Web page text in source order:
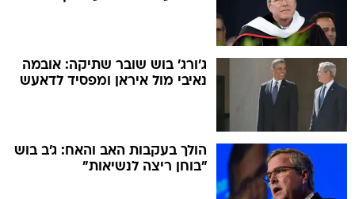
ג'ורג' בוש שובר שתיקה: אובמה
נאיבי מול איראן ומפסיד לדאעש
הולך בעקבות האב והאח: ג'ב בוש
"בוחן ריצה לנשיאות"